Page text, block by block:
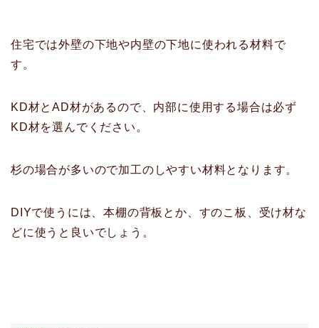
住宅では外壁の下地や内壁の下地に使われる材料で
す。
KD材とAD材があるので、内部に使用する場合は必ず
KD材を選んでください。
杉の場合が多いので加工のしやすい材料となります。
DIYで使うには、本棚の背板とか、すのこ板、受け材な
どに使うと良いでしょう。